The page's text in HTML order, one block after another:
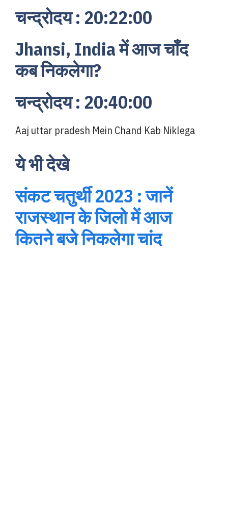
चन्द्रोदय : 20:22:00
Jhansi, India में आज चाँद
कब निकलेगा?
चन्द्रोदय : 20:40:00
Aaj uttar pradesh Mein Chand Kab Niklega
ये भी देखे
संकट चतुर्थी 2023 : जानें
राजस्थान के जिलो में आज
कितने बजे निकलेगा चांद